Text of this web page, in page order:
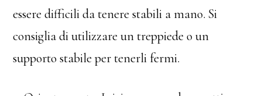
essere difficili da tenere stabili a mano. Si
consiglia di utilizzare un treppiede o un
supporto stabile per tenerli fermi.